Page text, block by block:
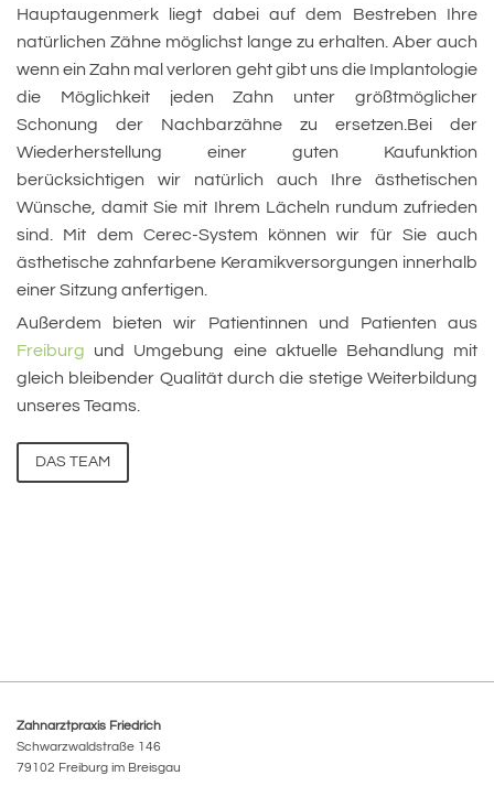
Hauptaugenmerk liegt dabei auf dem Bestreben Ihre
natürlichen Zähne möglichst lange zu erhalten. Aber auch
wenn ein Zahn mal verloren geht gibt uns die Implantologie
die Möglichkeit jeden Zahn unter größtmöglicher
Schonung der Nachbarzähne zu ersetzen.Bei der
Wiederherstellung einer guten Kaufunktion
berücksichtigen wir natürlich auch Ihre ästhetischen
Wünsche, damit Sie mit Ihrem Lächeln rundum zufrieden
sind. Mit dem Cerec-System können wir für Sie auch
ästhetische zahnfarbene Keramikversorgungen innerhalb
einer Sitzung anfertigen.
Außerdem bieten wir Patientinnen und Patienten aus
Freiburg und Umgebung eine aktuelle Behandlung mit
gleich bleibender Qualität durch die stetige Weiterbildung
unseres Teams.
DAS TEAM
Zahnarztpraxis Friedrich
Schwarzwaldstraße 146
79102 Freiburg im Breisgau